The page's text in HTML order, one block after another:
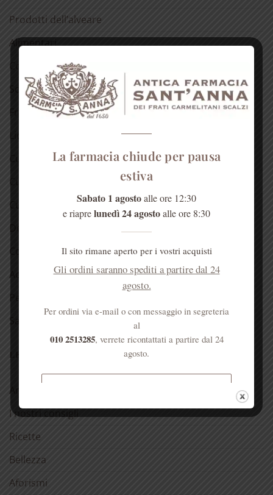
Prodotti dell’alveare
Alimentari
Confetture
Sciroppo di rose
Fragranze del Carmelo
Cura della pelle
Cura dei capelli
Cura della bocca
Detergenti
Cosmetici alla rosa
Acqua di Sant’Anna
Salute dell’anima
Antica spezieria
I nostri consigli
Ricette
Bellezza
Aforismi
La farmacia chiude per pausa
estiva
Sabato 1 agostoalle ore 12:30
e riaprelunedì 24 agostoalle ore 8:30
Il sito rimane aperto per i vostri acquisti
Gli ordini saranno spediti a partire dal 24
agosto.
Per ordini via e-mail o con messaggio in segreteria
al
010 2513285, verrete ricontattati a partire dal 24
agosto.
superiori a € 50